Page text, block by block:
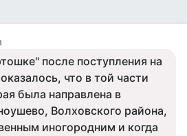
после поступления на
что в той части
была направлена в
Волховского района,
иногородним и когда